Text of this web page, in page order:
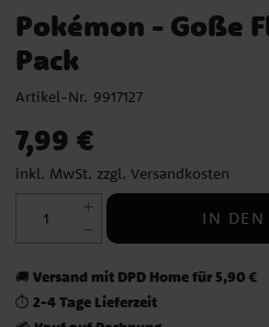
Pokémon - Goße
Pack
Artikel-Nr. 9917127
Preis:7,99 €
7,99 €
inkl. MwSt. zzgl. Versandkosten
IN DEN
🚚 Versand mit DPD Home für 5,90 €
⏱️ 2-4 Tage Lieferzeit